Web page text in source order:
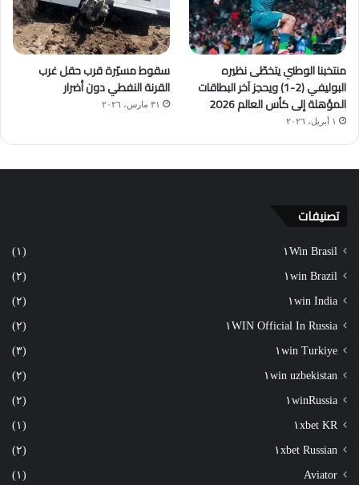
منتخبنا الوطني يتخطّى نظيره
البوليفي (2-1) ويحجز آخر البطاقات
المؤهلة إلى كأس العالم 2026
١ أبريل، ٢٠٢٦
سقوط مسيّرة قرب حقل غرب
القرنة النفطي دون أضرار
٣١ مارس، ٢٠٢٦
تصنيفات
١Win Brasil (١)
١win Brazil (٢)
١win India (٢)
١WIN Official In Russia (٢)
١win Turkiye (٣)
١win uzbekistan (٢)
١winRussia (٢)
١xbet KR (١)
١xbet Russian (٢)
Aviator (١)